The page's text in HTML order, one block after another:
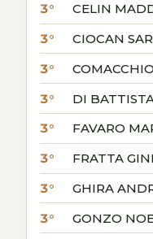
3° CELIN
3° CIOCAN
3°
3° DI
3° FAVARO
3° FRATTA
3° GHIRA
3° GONZO